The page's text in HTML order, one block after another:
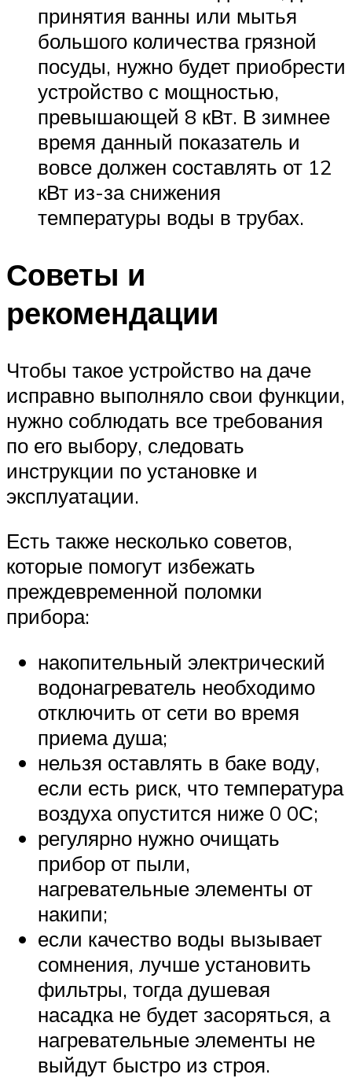
принятия ванны или мытья
большого количества грязной
посуды, нужно будет приобрести
устройство с мощностью,
превышающей 8 кВт. В зимнее
время данный показатель и
вовсе должен составлять от 12
кВт из-за снижения
температуры воды в трубах.
Советы и
рекомендации
Чтобы такое устройство на даче
исправно выполняло свои функции,
нужно соблюдать все требования
по его выбору, следовать
инструкции по установке и
эксплуатации.
Есть также несколько советов,
которые помогут избежать
преждевременной поломки
прибора:
накопительный электрический
водонагреватель необходимо
отключить от сети во время
приема душа;
нельзя оставлять в баке воду,
если есть риск, что температура
воздуха опустится ниже 0 0С;
регулярно нужно очищать
прибор от пыли,
нагревательные элементы от
накипи;
если качество воды вызывает
сомнения, лучше установить
фильтры, тогда душевая
насадка не будет засоряться, а
нагревательные элементы не
выйдут быстро из строя.